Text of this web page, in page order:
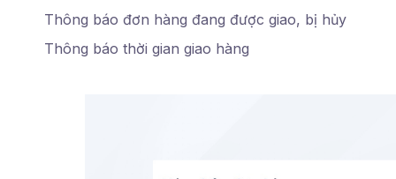
Thông báo đơn hàng đang được giao, bị hủy
Thông báo thời gian giao hàng